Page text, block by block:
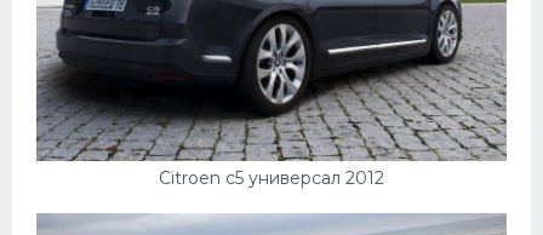
Citroen c5 универсал 2012